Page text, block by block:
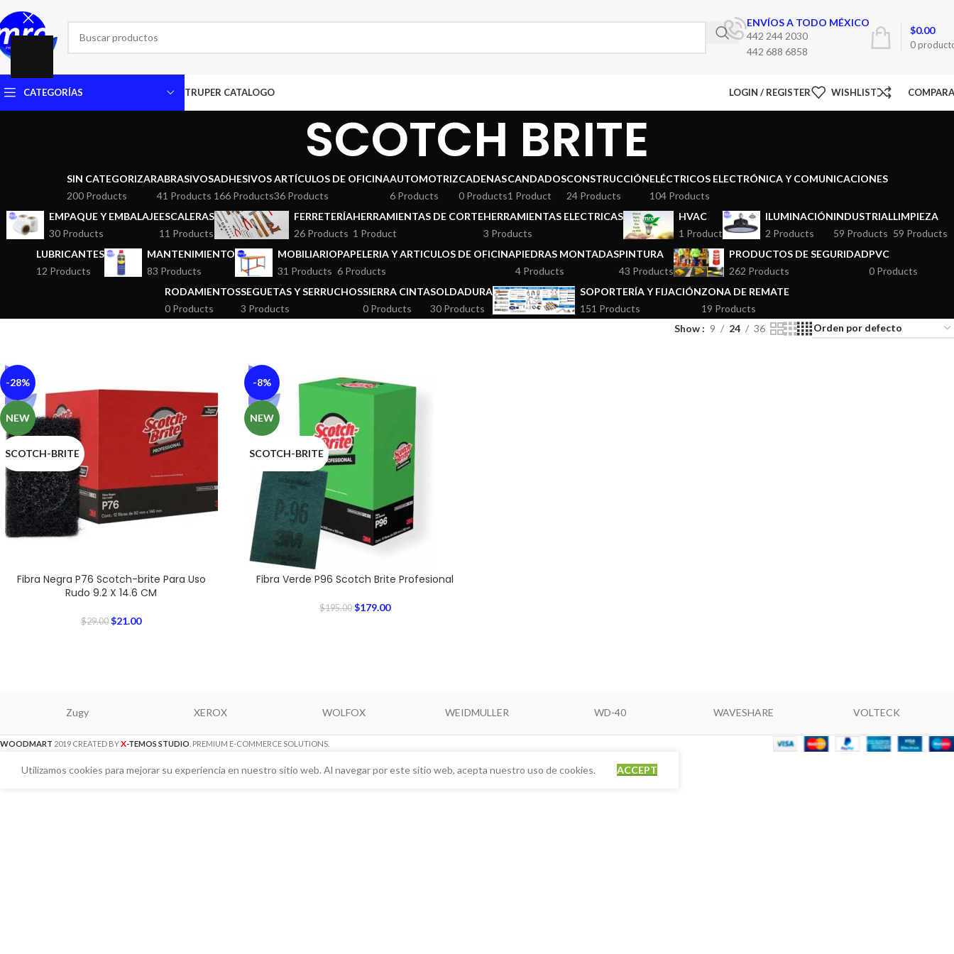
ENVÍOS A TODO MÉXICO
442 244 2030
442 688 6858
0
$0.00
CATEGORÍAS TRUPER CATALOGO LOGIN / REGISTER WISHLIST
SCOTCH BRITE
SIN CATEGORIZAR
200 Products
ABRASIVOS
41 Products
ADHESIVOS
166 Products
ARTÍCULOS DE OFICINA
36 Products
AUTOMOTRIZ
6 Products
CADENAS
0 Products
CANDADOS
1 Product
CONSTRUCCIÓN
24 Products
ELÉCTRICOS ELECTRÓNICA Y COMUNICACIONES
104 Products
EMPAQUE Y EMBALAJE
30 Products
ESCALERAS
11 Products
FERRETERÍA
26 Products
HERRAMIENTAS DE CORTE
1 Product
HERRAMIENTAS ELECTRICAS
3 Products
HVAC
1 Product
ILUMINACIÓN
2 Products
INDUSTRIAL
59 Products
LIMPIEZA
59 Products
LUBRICANTES
12 Products
MANTENIMIENTO
83 Products
MOBILIARIO
31 Products
PAPELERIA Y ARTICULOS DE OFICINA
6 Products
PIEDRAS MONTADAS
4 Products
PINTURA
43 Products
PRODUCTOS DE SEGURIDAD
262 Products
PVC
0 Products
RODAMIENTOS
0 Products
SEGUETAS Y SERRUCHOS
3 Products
SIERRA CINTA
0 Products
SOLDADURA
30 Products
SOPORTERÍA Y FIJACIÓN
151 Products
ZONA DE REMATE
19 Products
Show
9 24 36
-28%
NEW
SCOTCH-BRITE
Fibra Negra P76 Scotch-brite Para Uso
Rudo 9.2 X 14.6 CM
$29.00 $21.00
-8%
NEW
SCOTCH-BRITE
Fibra Verde P96 Scotch Brite Profesional
$195.00 $179.00
Zugy XEROX WOLFOX WEIDMULLER WD-40 WAVESHARE VOLTECK
WOODMART 2019 CREATED BYX-TEMOS STUDIO . PREMIUM E-COMMERCE SOLUTIONS.
Utilizamos cookies para mejorar su experiencia en nuestro sitio web. Al navegar por este sitio web, acepta nuestro uso de cookies. ACCEPT